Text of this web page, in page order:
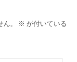
。 ※ が付いている